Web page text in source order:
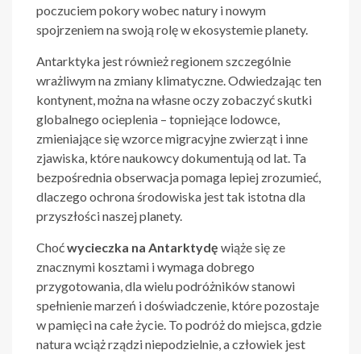
poczuciem pokory wobec natury i nowym
spojrzeniem na swoją rolę w ekosystemie planety.
Antarktyka jest również regionem szczególnie
wrażliwym na zmiany klimatyczne. Odwiedzając ten
kontynent, można na własne oczy zobaczyć skutki
globalnego ocieplenia – topniejące lodowce,
zmieniające się wzorce migracyjne zwierząt i inne
zjawiska, które naukowcy dokumentują od lat. Ta
bezpośrednia obserwacja pomaga lepiej zrozumieć,
dlaczego ochrona środowiska jest tak istotna dla
przyszłości naszej planety.
Choćwycieczka na Antarktydę wiąże się ze
znacznymi kosztami i wymaga dobrego
przygotowania, dla wielu podróżników stanowi
spełnienie marzeń i doświadczenie, które pozostaje
w pamięci na całe życie. To podróż do miejsca, gdzie
natura wciąż rządzi niepodzielnie, a człowiek jest